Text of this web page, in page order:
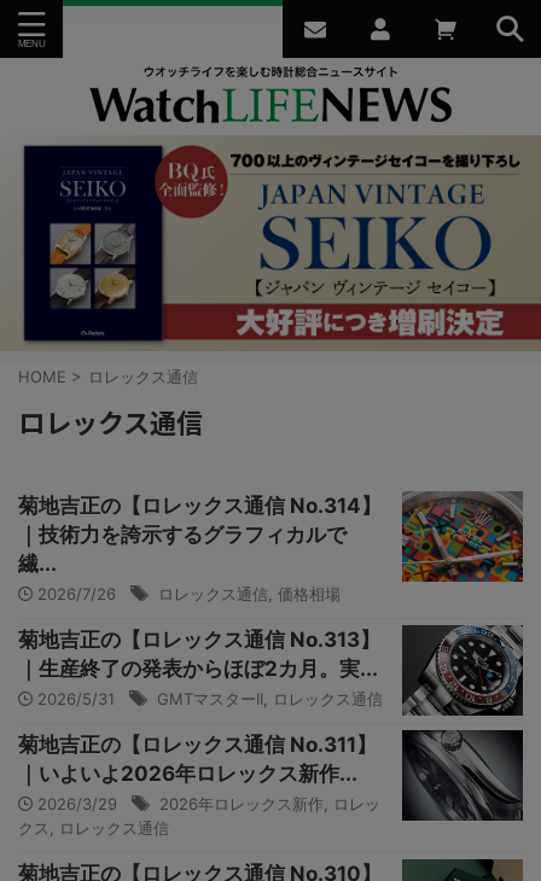
HOME > ロレックス通信
ロレックス通信
菊地吉正の【ロレックス通信 No.314】
｜技術力を誇示するグラフィカルで
繊...
2026/7/26 ロレックス通信 価格相場
菊地吉正の【ロレックス通信 No.313】
｜生産終了の発表からほぼ2カ月。実...
2026/5/31 GMTマスターII ロレックス通信
菊地吉正の【ロレックス通信 No.311】
｜いよいよ2026年ロレックス新作...
2026/3/29 2026年ロレックス新作
ロレッ
クス
ロレックス通信
菊地吉正の【ロレックス通信 No.310】